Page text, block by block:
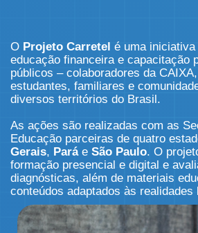
O Projeto Carretel é uma
educação financeira e capacitação
públicos – colaboradores da
estudantes, familiares e
diversos territórios do Brasil.
As ações são realizadas com as
Educação parceiras de quatro
Gerais, Paráe São Paulo. O
formação presencial e digital e
diagnósticas, além de materiais
conteúdos adaptados às realidades